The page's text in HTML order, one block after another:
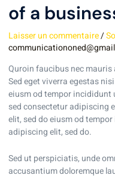
of a
Laisser un commentaire/
Quroin faucibus nec mauris
Sed eget viverra egestas
eiusm od tempor incididunt
sed consectetur adipiscing
elit, sed do eiusm od
adipiscing elit, sed do.
Sed ut perspiciatis, unde
accusantium doloremque